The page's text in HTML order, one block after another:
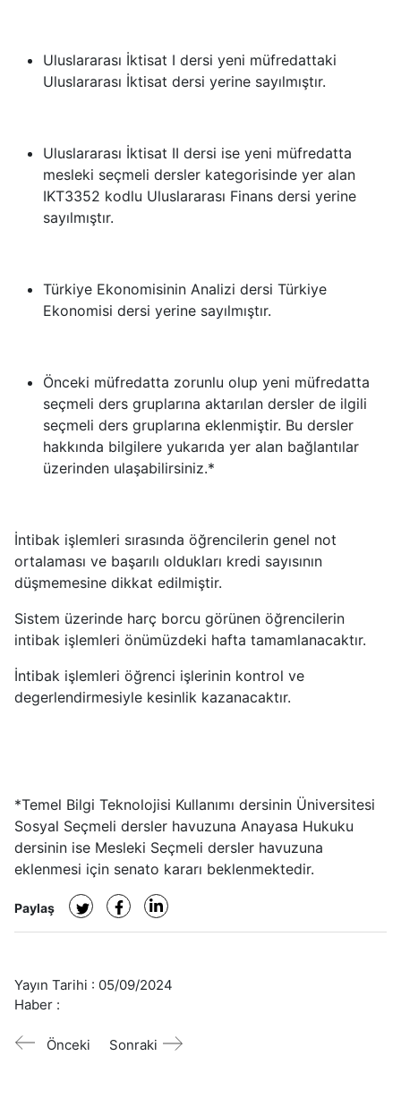
Uluslararası İktisat I dersi yeni müfredattaki
Uluslararası İktisat dersi yerine sayılmıştır.
Uluslararası İktisat II dersi ise yeni müfredatta
mesleki seçmeli dersler kategorisinde yer alan
IKT3352 kodlu Uluslararası Finans dersi yerine
sayılmıştır.
Türkiye Ekonomisinin Analizi dersi Türkiye
Ekonomisi dersi yerine sayılmıştır.
Önceki müfredatta zorunlu olup yeni müfredatta
seçmeli ders gruplarına aktarılan dersler de ilgili
seçmeli ders gruplarına eklenmiştir. Bu dersler
hakkında bilgilere yukarıda yer alan bağlantılar
üzerinden ulaşabilirsiniz.*
İntibak işlemleri sırasında öğrencilerin genel not
ortalaması ve başarılı oldukları kredi sayısının
düşmemesine dikkat edilmiştir.
Sistem üzerinde harç borcu görünen öğrencilerin
intibak işlemleri önümüzdeki hafta tamamlanacaktır.
İntibak işlemleri öğrenci işlerinin kontrol ve
degerlendirmesiyle kesinlik kazanacaktır.
*Temel Bilgi Teknolojisi Kullanımı dersinin Üniversitesi
Sosyal Seçmeli dersler havuzuna Anayasa Hukuku
dersinin ise Mesleki Seçmeli dersler havuzuna
eklenmesi için senato kararı beklenmektedir.
Paylaş
Yayın Tarihi : 05/09/2024
Haber :
Önceki Sonraki